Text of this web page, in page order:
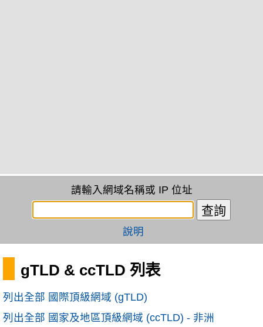
請輸入網域名稱或 IP 位址
說明
gTLD & ccTLD 列表
列出全部 國際頂級網域 (gTLD)
列出全部 國家及地區頂級網域 (ccTLD) - 非洲